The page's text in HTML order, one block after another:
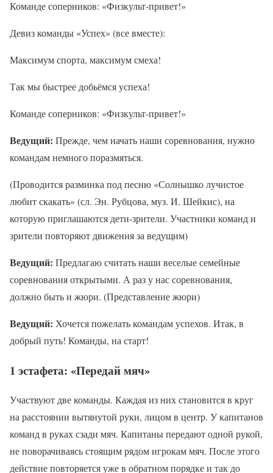
Команде соперников: «Физкульт-привет!»
Девиз команды «Успех» (все вместе):
Максимум спорта, максимум смеха!
Так мы быстрее добьёмся успеха!
Команде соперников: «Физкульт-привет!»
Ведущий: Прежде, чем начать наши соревнования, нужно
командам немного поразмяться.
(Проводится разминка под песню «Солнышко лучистое
любит скакать» (сл. Эн. Рубцова, муз. И. Шейкис), на
которую приглашаются дети-зрители. Участники команд и
зрители повторяют движения за ведущим)
Ведущий: Предлагаю считать наши веселые семейные
соревнования открытыми. А раз у нас соревнования,
должно быть и жюри. (Представление жюри)
Ведущий: Хочется пожелать командам успехов. Итак, в
добрый путь! Команды, на старт!
1 эстафета: «Передай мяч»
Участвуют две команды. Каждая из них становится в круг
на расстоянии вытянутой руки, лицом в центр. У капитанов
команд в руках сзади мяч. Капитаны передают одной рукой,
не поворачиваясь стоящим рядом игрокам мяч. После этого
действие повторяется уже в обратном порядке и так до